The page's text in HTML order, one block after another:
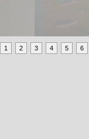
1 2 3 4 5 6